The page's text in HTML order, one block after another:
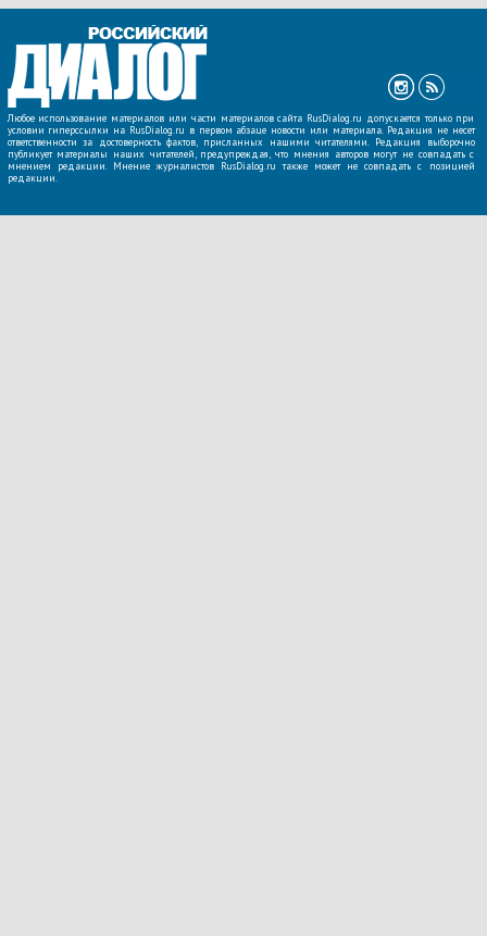
Любое использование материалов или части материалов сайта RusDialog.ru допускается только при
условии гиперссылки на RusDialog.ru в первом абзаце новости или материала. Редакция не несет
ответственности за достоверность фактов, присланных нашими читателями. Редакция выборочно
публикует материалы наших читателей, предупреждая, что мнения авторов могут не совпадать с
мнением редакции. Мнение журналистов RusDialog.ru также может не совпадать с позицией
редакции.